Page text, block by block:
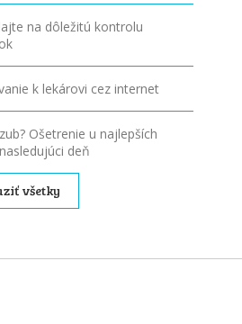
na dôležitú kontrolu
k lekárovi cez internet
Ošetrenie u najlepších
deň
všetky